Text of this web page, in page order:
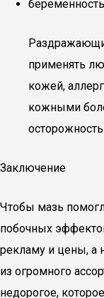
применять
кожей,
кожными
Заключение
Чтобы мазь
побочных
рекламу и цены, а
из огромного
недорогое,